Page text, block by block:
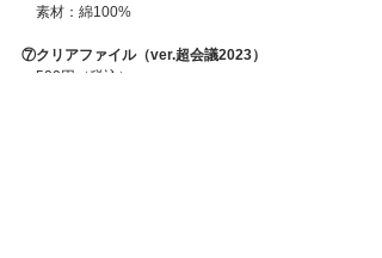
素材：綿100%
⑦クリアファイル（ver.超会議2023）
500円（税込）